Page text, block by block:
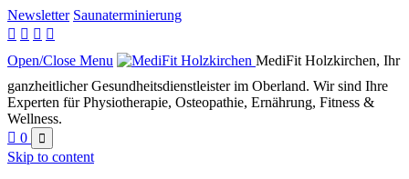
Newsletter Saunaterminierung
   
Open/Close Menu
MediFit Holzkirchen, Ihr
ganzheitlicher Gesundheitsdienstleister im Oberland. Wir sind Ihre
Experten für Physiotherapie, Osteopathie, Ernährung, Fitness &
Wellness.
 0 
Skip to content